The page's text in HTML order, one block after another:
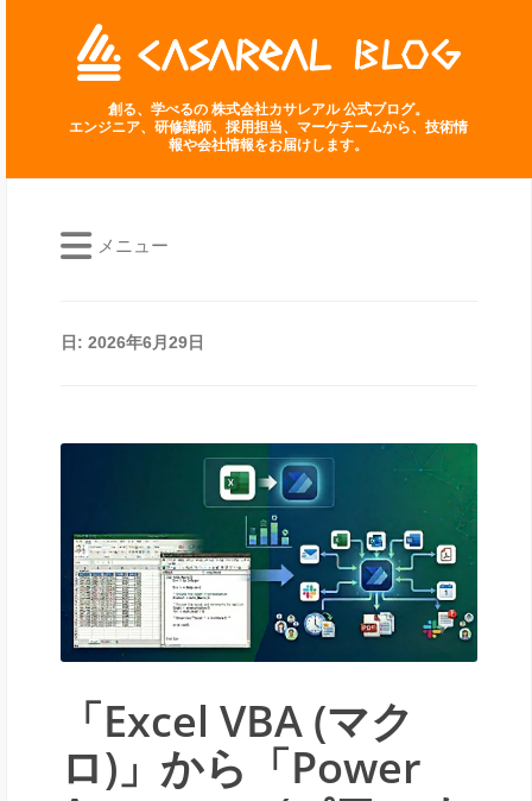
創る、学べるの 株式会社カサレアル 公式ブログ。
エンジニア、研修講師、採用担当、マーケチームから、技術情
報や会社情報をお届けします。
メニュー
日: 2026年6月29日
「Excel VBA (マク
ロ)」から「Power